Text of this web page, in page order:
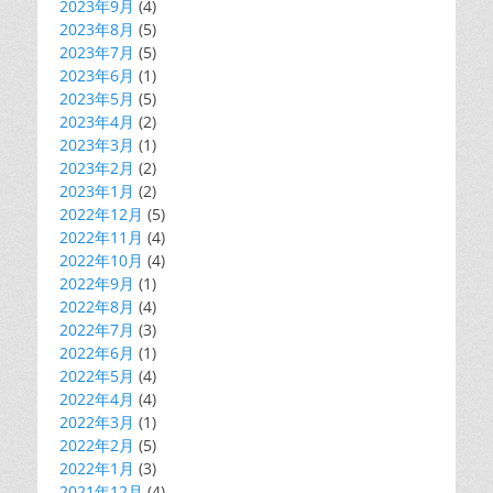
2023年9月 (4)
2023年8月 (5)
2023年7月 (5)
2023年6月 (1)
2023年5月 (5)
2023年4月 (2)
2023年3月 (1)
2023年2月 (2)
2023年1月 (2)
2022年12月 (5)
2022年11月 (4)
2022年10月 (4)
2022年9月 (1)
2022年8月 (4)
2022年7月 (3)
2022年6月 (1)
2022年5月 (4)
2022年4月 (4)
2022年3月 (1)
2022年2月 (5)
2022年1月 (3)